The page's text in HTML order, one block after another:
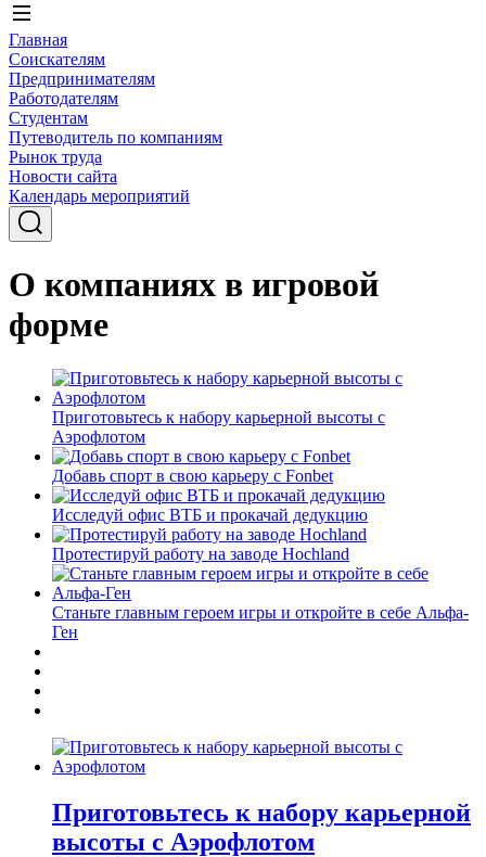
Главная
Соискателям
Предпринимателям
Работодателям
Студентам
Путеводитель по компаниям
Рынок труда
Новости сайта
Календарь мероприятий
О компаниях в игровой
форме
Приготовьтесь к набору карьерной высоты с
Аэрофлотом
Добавь спорт в свою карьеру с Fonbet
Исследуй офис ВТБ и прокачай дедукцию
Протестируй работу на заводе Hochland
Станьте главным героем игры и откройте в себе Альфа-
Ген
Приготовьтесь к набору карьерной
высоты с Аэрофлотом